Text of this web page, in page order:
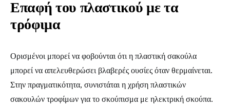
Επαφή του πλαστικού με τα
τρόφιμα
Ορισμένοι μπορεί να φοβούνται ότι η πλαστική σακούλα
μπορεί να απελευθερώσει βλαβερές ουσίες όταν θερμαίνεται.
Στην πραγματικότητα, συνιστάται η χρήση πλαστικών
σακουλών τροφίμων για το σκούπισμα με ηλεκτρική σκούπα.